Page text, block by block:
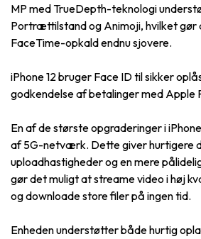
MP med TrueDepth-teknologi
Portrættilstand og Animoji, hvilket gør
FaceTime-opkald endnu sjovere.
iPhone 12 bruger Face ID til sikker
godkendelse af betalinger med Apple
En af de største opgraderinger i
af 5G-netværk. Dette giver hurtigere
uploadhastigheder og en mere
gør det muligt at streame video i høj
og downloade store filer på ingen tid.
Enheden understøtter både hurtig